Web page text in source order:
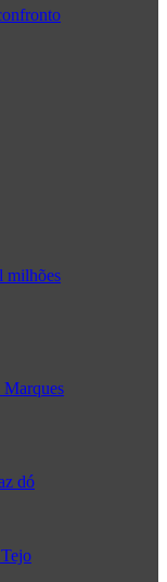
milhões
Marques
dó